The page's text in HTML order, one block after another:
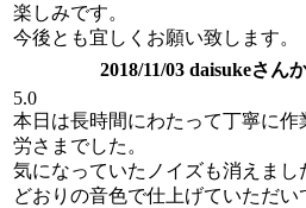
楽しみです。
今後とも宜しくお願い致します。
2018/11/03 daisukeさん
5.0
本日は長時間にわたって丁寧に
労さまでした。
気になっていたノイズも消えま
どおりの音色で仕上げていただい